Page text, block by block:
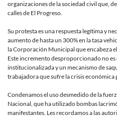
organizaciones de la sociedad civil que,
calles de El Progreso.
Su protesta es una respuesta legítima y
aumento de hasta un 300% en la tasa
la Corporación Municipal que encabeza
Este incremento desproporcionado no
institucionalizada y un mecanismo de
trabajadora que sufre la crisis económica
Condenamos el uso desmedido de la
Nacional, que ha utilizado bombas
manifestantes. Les recordamos a las